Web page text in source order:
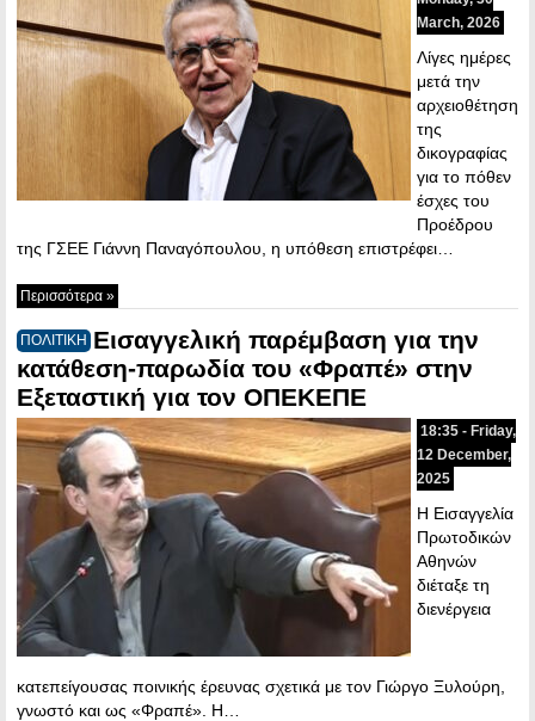
March, 2026
Λίγες ημέρες
μετά την
αρχειοθέτηση
της
δικογραφίας
για το πόθεν
έσχες του
Προέδρου
της ΓΣΕΕ Γιάννη Παναγόπουλου, η υπόθεση επιστρέφει…
Περισσότερα »
ΠΟΛΙΤΙΚΗ Εισαγγελική παρέμβαση για την
κατάθεση-παρωδία του «Φραπέ» στην
Εξεταστική για τον ΟΠΕΚΕΠΕ
18:35 - Friday,
12 December,
2025
Η Εισαγγελία
Πρωτοδικών
Αθηνών
διέταξε τη
διενέργεια
κατεπείγουσας ποινικής έρευνας σχετικά με τον Γιώργο Ξυλούρη,
γνωστό και ως «Φραπέ». Η…